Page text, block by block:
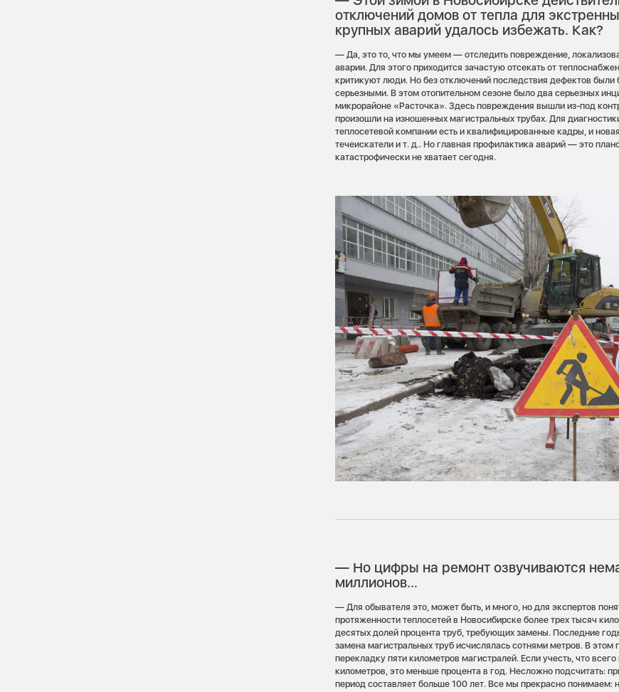
отключений домов от тепла для
крупных аварий удалось избежать. Как?
— Да, это то, что мы умеем — отследить повреждение,
аварии. Для этого приходится зачастую отсекать от
критикуют люди. Но без отключений последствия дефектов были
серьезными. В этом отопительном сезоне было два серьезных
микрорайоне «Расточка». Здесь повреждения вышли из-под
произошли на изношенных магистральных трубах. Для
теплосетевой компании есть и квалифицированные кадры, и
течеискатели и т. д.. Но главная профилактика аварий — это
катастрофически не хватает сегодня.
— Но цифры на ремонт озвучиваются
миллионов…
— Для обывателя это, может быть, и много, но для экспертов
протяженности теплосетей в Новосибирске более трех тысяч
десятых долей процента труб, требующих замены. Последние
замена магистральных труб исчислялась сотнями метров. В этом
перекладку пяти километров магистралей. Если учесть, что
километров, это меньше процента в год. Несложно подсчитать:
период составляет больше 100 лет. Все мы прекрасно понимаем: